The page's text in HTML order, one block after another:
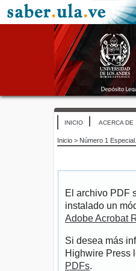
INICIO ACERCA DE
Inicio > Número 1
El archivo PDF
instalado un
Adobe Acrobat
Si desea más
Highwire Press
PDFs.